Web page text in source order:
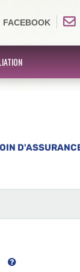
FACEBOOK